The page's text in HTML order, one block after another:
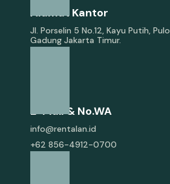
Alamat Kantor
Jl. Porselin 5 No.12, Kayu Putih, Pulo
Gadung Jakarta Timur.
E-Mail & No.WA
info@rentalan.id
+62 856-4912-0700